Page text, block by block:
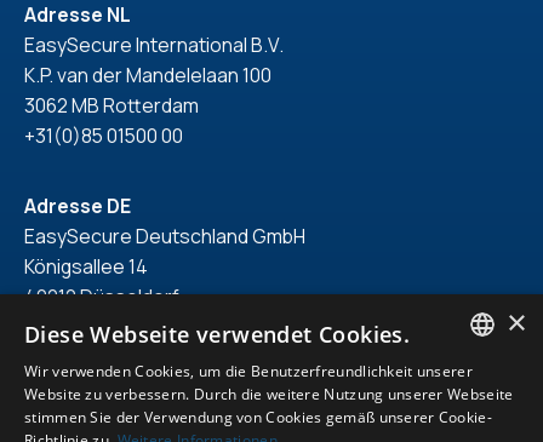
Adresse NL
EasySecure International B.V.
K.P. van der Mandelelaan 100
3062 MB Rotterdam
+31(0)85 01500 00
Adresse DE
EasySecure Deutschland GmbH
Königsallee 14
40212 Düsseldorf
+49(0)211 418 71 150
ENGLISH
DUTCH
×
Diese Webseite verwendet Cookies.
Wir verwenden Cookies, um die Benutzerfreundlichkeit unserer
Website zu verbessern. Durch die weitere Nutzung unserer Webseite
stimmen Sie der Verwendung von Cookies gemäß unserer Cookie-